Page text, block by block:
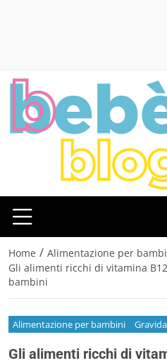
Home / Alimentazione per
Gli alimenti ricchi di vitamina
bambini
Alimentazione per bambini
Gli alimenti ricchi di